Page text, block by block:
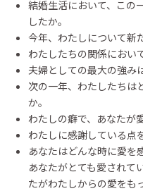
結婚生活において、この
したか。
今年、わたしについて新
わたしたちの関係におい
夫婦としての最大の強み
次の一年、わたしたちは
か。
わたしの癖で、あなたが
わたしに感謝している点
あなたはどんな時に愛を
あなたがとても愛されて
たがわたしからの愛をも